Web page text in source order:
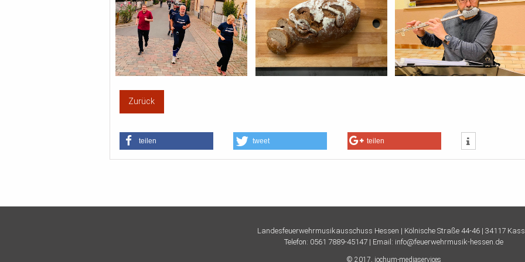
Zurück
teilen tweet teilen
Landesfeuerwehrmusikausschuss Hessen | Kölnische Straße 44-46 | 34117
Telefon: 0561 7889-45147 | Email: info@feuerwehrmusik-hessen.de
© 2017, jochum-mediaservices